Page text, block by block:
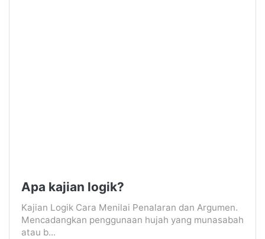
Apa kajian logik?
Kajian Logik Cara Menilai Penalaran dan Argumen.
Mencadangkan penggunaan hujah yang munasabah
atau b...